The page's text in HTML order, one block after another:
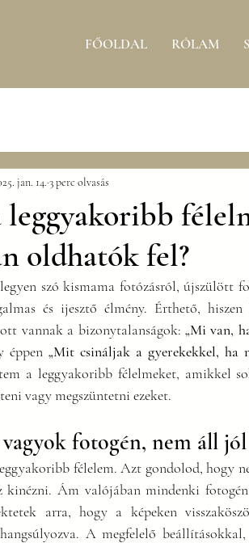
FŐOLDAL RÓLAM
oldhatók fel?
jan. 14. 3 perc olvasás
szó kismama fotózásról, újszülött
és ijesztő élmény. Érthető,
vannak a bizonytalanságok: „Mi van,
éppen „Mit csináljak a gyerekekkel, ha
a leggyakoribb félelmeket, amikkel
vagy megszüntetni ezeket.
vagyok fotogén, nem áll
félelem. Azt gondolod, hogy
kinézni. Ám valójában mindenki
arra, hogy a képeken
A megfelelő